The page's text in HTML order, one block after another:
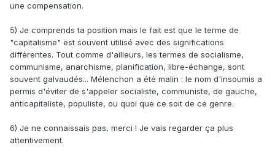
une compensation.
5) Je comprends ta position mais le fait est que le terme de
"capitalisme" est souvent utilisé avec des significations
différentes. Tout comme d'ailleurs, les termes de socialisme,
communisme, anarchisme, planification, libre-échange, sont
souvent galvaudés... Mélenchon a été malin : le nom d'insoumis a
permis d'éviter de s'appeler socialiste, communiste, de gauche,
anticapitaliste, populiste, ou quoi que ce soit de ce genre.
6) Je ne connaissais pas, merci ! Je vais regarder ça plus
attentivement.